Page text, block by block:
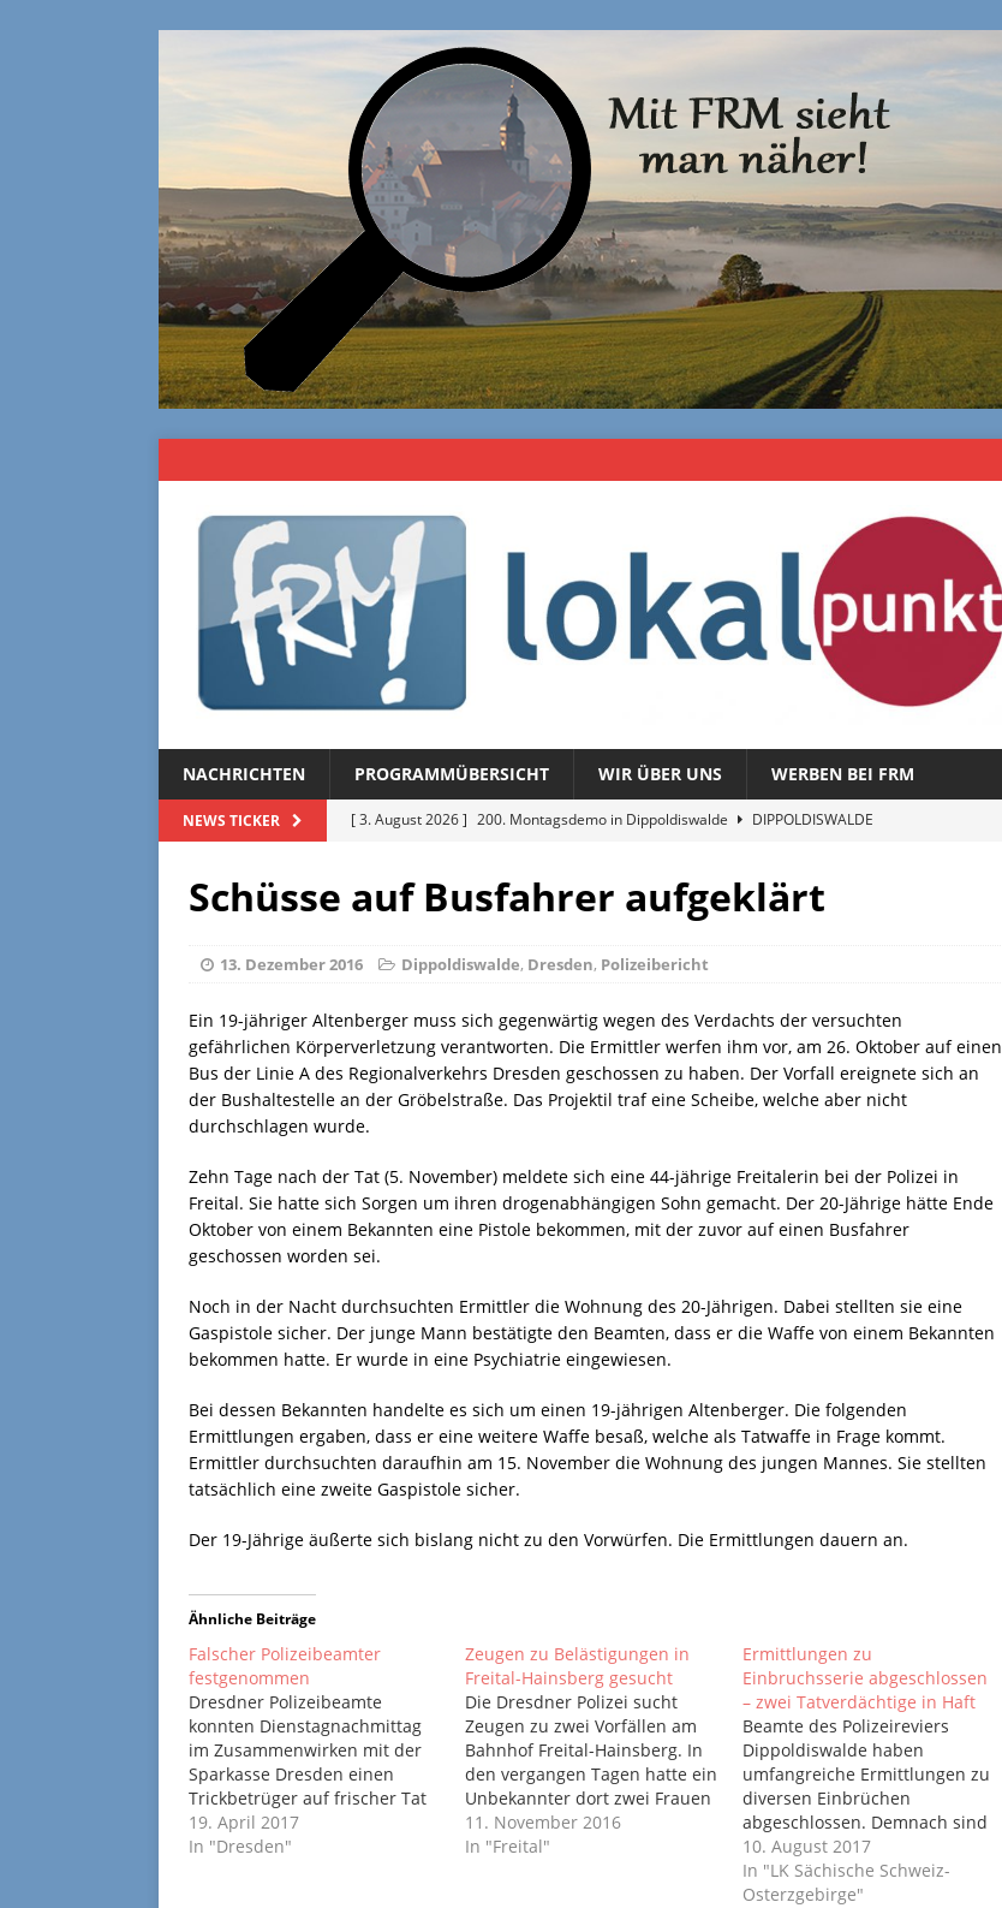
NACHRICHTEN PROGRAMMÜBERSICHT WIR ÜBER UNS WERBEN BEI FRM
NEWS TICKER [ 3. August 2026 ] 200. Montagsdemo in Dippoldiswalde
DIPPOLDISWALDE
[ 27. Juli 2026 ] Regionalmagazin 1325 – vom 27. Juli 2026
REGIONALMAGAZIN
Schüsse auf Busfahrer aufgeklärt
13. Dezember 2016 Dippoldiswalde, Dresden, Polizeibericht
Ein 19-jähriger Altenberger muss sich gegenwärtig wegen des Verdachts der versuchten
gefährlichen Körperverletzung verantworten. Die Ermittler werfen ihm vor, am 26. Oktober auf einen
Bus der Linie A des Regionalverkehrs Dresden geschossen zu haben. Der Vorfall ereignete sich an
der Bushaltestelle an der Gröbelstraße. Das Projektil traf eine Scheibe, welche aber nicht
durchschlagen wurde.
Zehn Tage nach der Tat (5. November) meldete sich eine 44-jährige Freitalerin bei der Polizei in
Freital. Sie hatte sich Sorgen um ihren drogenabhängigen Sohn gemacht. Der 20-Jährige hätte Ende
Oktober von einem Bekannten eine Pistole bekommen, mit der zuvor auf einen Busfahrer
geschossen worden sei.
Noch in der Nacht durchsuchten Ermittler die Wohnung des 20-Jährigen. Dabei stellten sie eine
Gaspistole sicher. Der junge Mann bestätigte den Beamten, dass er die Waffe von einem Bekannten
bekommen hatte. Er wurde in eine Psychiatrie eingewiesen.
Bei dessen Bekannten handelte es sich um einen 19-jährigen Altenberger. Die folgenden
Ermittlungen ergaben, dass er eine weitere Waffe besaß, welche als Tatwaffe in Frage kommt.
Ermittler durchsuchten daraufhin am 15. November die Wohnung des jungen Mannes. Sie stellten
tatsächlich eine zweite Gaspistole sicher.
Der 19-Jährige äußerte sich bislang nicht zu den Vorwürfen. Die Ermittlungen dauern an.
Ähnliche Beiträge
Falscher Polizeibeamter
festgenommen
Dresdner Polizeibeamte
konnten Dienstagnachmittag
im Zusammenwirken mit der
Sparkasse Dresden einen
Trickbetrüger auf frischer Tat
stellen. Er hatte mehrere
tausend Euro von drei
19. April 2017
In "Dresden"
Zeugen zu Belästigungen in
Freital-Hainsberg gesucht
Die Dresdner Polizei sucht
Zeugen zu zwei Vorfällen am
Bahnhof Freital-Hainsberg. In
den vergangen Tagen hatte ein
Unbekannter dort zwei Frauen
belästigt. Am Montag
umklammerte ein
11. November 2016
In "Freital"
Ermittlungen zu
Einbruchsserie abgeschlossen
– zwei Tatverdächtige in Haft
Beamte des Polizeireviers
Dippoldiswalde haben
umfangreiche Ermittlungen zu
diversen Einbrüchen
abgeschlossen. Demnach sind
zwei Männer (42/43)
verdächtig, diese teils
gemeinsam begangen zu
10. August 2017
In "LK Sächische Schweiz-
Osterzgebirge"